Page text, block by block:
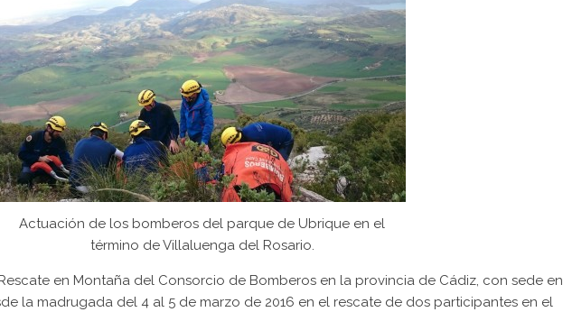
Actuación de los bomberos del parque de Ubrique en el
término de Villaluenga del Rosario.
en Montaña del Consorcio de Bomberos en la provincia de Cádiz, con sede en
la madrugada del 4 al 5 de marzo de 2016 en el rescate de dos participantes en el